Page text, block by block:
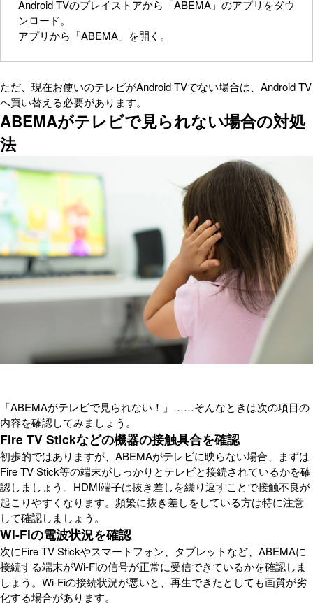
Android TVのプレイストアから「ABEMA」のアプリをダウ
ンロード。
アプリから「ABEMA」を開く。
ただ、現在お使いのテレビがAndroid TVでない場合は、Android TV
へ買い替える必要があります。
ABEMAがテレビで見られない場合の対処
法
「ABEMAがテレビで見られない！」……そんなときは次の項目の
内容を確認してみましょう。
Fire TV Stickなどの機器の接触具合を確認
初歩的ではありますが、ABEMAがテレビに映らない場合、まずは
Fire TV Stick等の端末がしっかりとテレビと接続されているかを確
認しましょう。HDMI端子は抜き差しを繰り返すことで接触不良が
起こりやすくなります。頻繁に抜き差しをしている方は特に注意
して確認しましょう。
Wi-Fiの電波状況を確認
次にFire TV Stickやスマートフォン、タブレットなど、ABEMAに
接続する端末がWi-Fiの信号が正常に受信できているかを確認しま
しょう。Wi-Fiの接続状況が悪いと、再生できたとしても画質が劣
化する場合があります。